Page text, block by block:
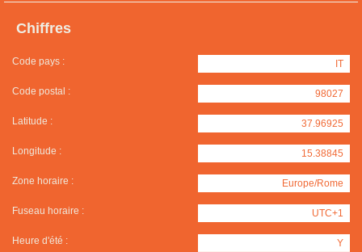
Chiffres
Code pays : IT
Code postal : 98027
Latitude : 37.96925
Longitude : 15.38845
Zone horaire : Europe/Rome
Fuseau horaire : UTC+1
Heure d'été : Y